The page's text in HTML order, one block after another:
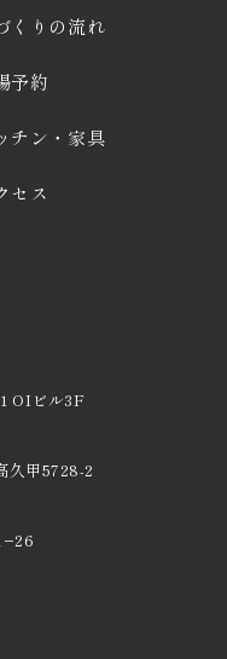
OIビル3F
久甲5728-2
くりの流れ
予約
チン・家具
セス